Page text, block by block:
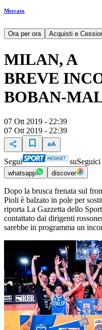
Mercato
Ora per ora Acquisti e
MILAN, A
BREVE
BOBAN-
07 Ott 2019 - 22:39
07 Ott 2019 - 22:39
Segui suSeguici
whatsapp discover
Dopo la brusca frenata sul
Pioli è balzato in pole per
riporta La Gazzetta dello
contattato dai dirigenti
sarebbe in programma un